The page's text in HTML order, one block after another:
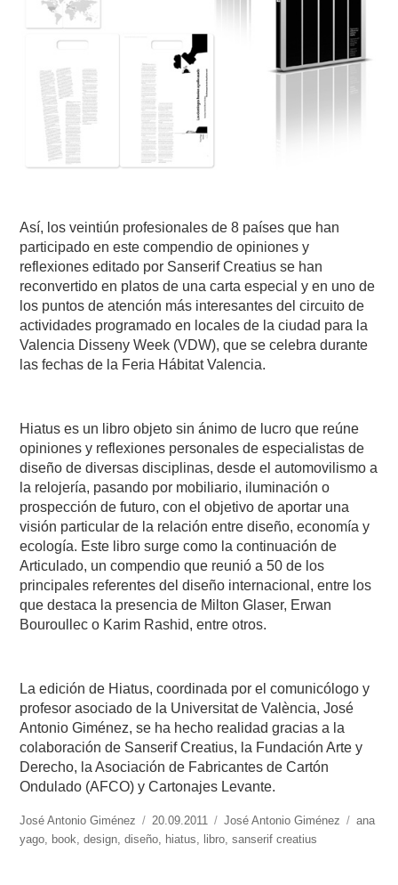
Así, los veintiún profesionales de 8 países que han
participado en este compendio de opiniones y
reflexiones editado por Sanserif Creatius se han
reconvertido en platos de una carta especial y en uno de
los puntos de atención más interesantes del circuito de
actividades programado en locales de la ciudad para la
Valencia Disseny Week (VDW), que se celebra durante
las fechas de la Feria Hábitat Valencia.
Hiatus es un libro objeto sin ánimo de lucro que reúne
opiniones y reflexiones personales de especialistas de
diseño de diversas disciplinas, desde el automovilismo a
la relojería, pasando por mobiliario, iluminación o
prospección de futuro, con el objetivo de aportar una
visión particular de la relación entre diseño, economía y
ecología. Este libro surge como la continuación de
Articulado, un compendio que reunió a 50 de los
principales referentes del diseño internacional, entre los
que destaca la presencia de Milton Glaser, Erwan
Bouroullec o Karim Rashid, entre otros.
La edición de Hiatus, coordinada por el comunicólogo y
profesor asociado de la Universitat de València, José
Antonio Giménez, se ha hecho realidad gracias a la
colaboración de Sanserif Creatius, la Fundación Arte y
Derecho, la Asociación de Fabricantes de Cartón
Ondulado (AFCO) y Cartonajes Levante.
https://www.experimenta.es/author/José%20Antonio%20Giménez/
José Antonio Giménez
Publicado
el
20.09.2011 Categorías
José Antonio Giménez
ana
yago book ,design ,diseño hiatus libro ,sanserif creatius